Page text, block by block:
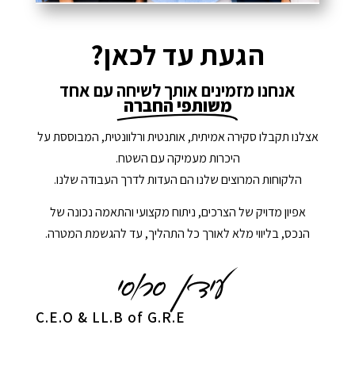
הגעת עד לכאן?
אנחנו מזמינים אותך לשיחה עם אחד
משותפי החברה
אצלנו תקבלו סקירה אמיתית, אותנטית ורלוונטית, המבוססת על
היכרות מעמיקה עם השטח.
הלקוחות המרוצים שלנו הם העדות לדרך העבודה שלנו.
אפיון מדויק של הצרכים, ניתוח מקצועי והתאמה נכונה של
הנכס, בליווי מלא לאורך כל התהליך, עד להגשמת המטרה.
C.E.O & LL.B of G.R.E